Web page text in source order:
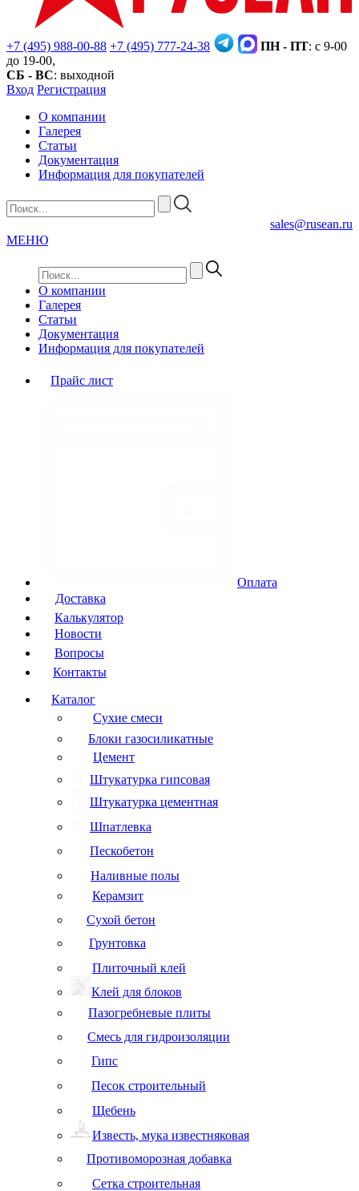
+7 (495) 988-00-88 +7 (495) 777-24-38 ПН - ПТ: с 9-00
до 19-00,
СБ - ВС: выходной
Вход Регистрация
О компании
Галерея
Статьи
Документация
Информация для покупателей
sales@rusean.ru
МЕНЮ
О компании
Галерея
Статьи
Документация
Информация для покупателей
Прайс лист
Оплата
Доставка
Калькулятор
Новости
Вопросы
Контакты
Каталог
Сухие смеси
Блоки газосиликатные
Цемент
Штукатурка гипсовая
Штукатурка цементная
Шпатлевка
Пескобетон
Наливные полы
Керамзит
Сухой бетон
Грунтовка
Плиточный клей
Клей для блоков
Пазогребневые плиты
Смесь для гидроизоляции
Гипс
Песок строительный
Щебень
Известь, мука известняковая
Противоморозная добавка
Сетка строительная